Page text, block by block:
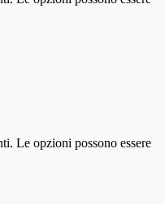
Le opzioni possono essere